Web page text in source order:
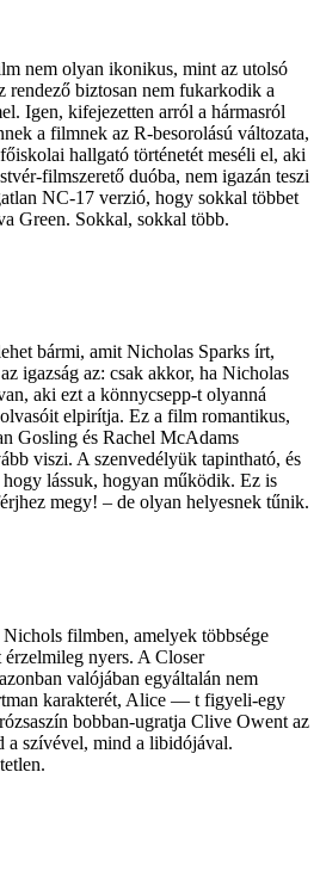
nem olyan ikonikus, mint az utolsó
rendező biztosan nem fukarkodik a
Igen, kifejezetten arról a hármasról
a filmnek az R-besorolású változata,
hallgató történetét meséli el, aki
filmszerető duóba, nem igazán teszi
NC-17 verzió, hogy sokkal többet
Green. Sokkal, sokkal több.
bármi, amit Nicholas Sparks írt,
igazság az: csak akkor, ha Nicholas
aki ezt a könnycsepp-t olyanná
elpirítja. Ez a film romantikus,
Gosling és Rachel McAdams
viszi. A szenvedélyük tapintható, és
lássuk, hogyan működik. Ez is
megy! – de olyan helyesnek tűnik.
filmben, amelyek többsége
érzelmileg nyers. A Closer
valójában egyáltalán nem
karakterét, Alice — t figyeli-egy
bobban-ugratja Clive Owent az
a szívével, mind a libidójával.